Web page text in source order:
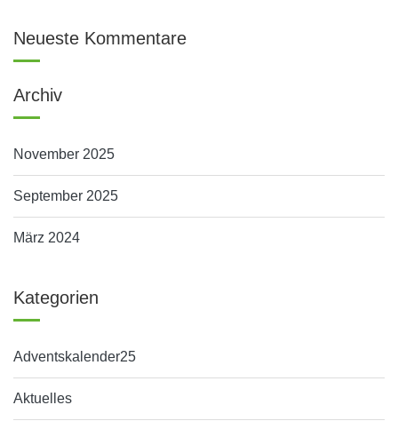
Neueste Kommentare
Archiv
November 2025
September 2025
März 2024
Kategorien
Adventskalender25
Aktuelles